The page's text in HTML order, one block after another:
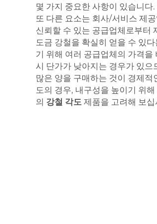
몇 가지 중요한 사항이 있습니
또 다른 요소는 회사/서비스 제
신뢰할 수 있는 공급업체로부터
도금 강철을 확실히 얻을 수 있
기 위해 여러 공급업체의 가격을
시 단가가 낮아지는 경우가 있으
많은 양을 구매하는 것이 경제
도의 경우, 내구성을 높이기 위
의 강철 각도 제품을 고려해 보십